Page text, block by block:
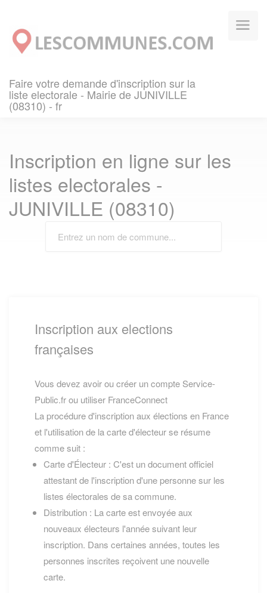
Faire votre demande d'inscription sur la
liste electorale - Mairie de JUNIVILLE
(08310) - fr
Inscription en ligne sur les
listes electorales -
JUNIVILLE (08310)
Inscription aux elections
françaises
Vous devez avoir ou créer un compte Service-
Public.fr ou utiliser FranceConnect
La procédure d'inscription aux élections en France
et l'utilisation de la carte d'électeur se résume
comme suit :
Carte d'Électeur : C'est un document officiel
attestant de l'inscription d'une personne sur les
listes électorales de sa commune.
Distribution : La carte est envoyée aux
nouveaux électeurs l'année suivant leur
inscription. Dans certaines années, toutes les
personnes inscrites reçoivent une nouvelle
carte.